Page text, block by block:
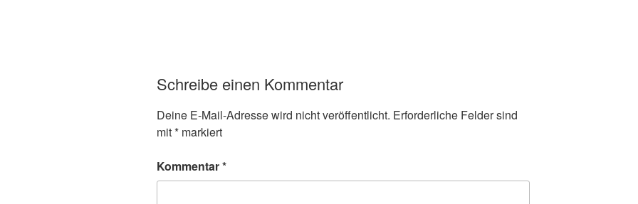
Schreibe einen Kommentar
Deine E-Mail-Adresse wird nicht veröffentlicht. Erforderliche Felder sind
mit* markiert
Kommentar*